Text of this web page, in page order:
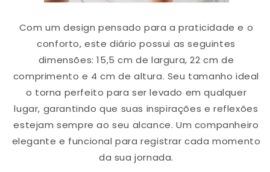
Com um design pensado para a praticidade e o
conforto, este diário possui as seguintes
dimensões: 15,5 cm de largura, 22 cm de
comprimento e 4 cm de altura. Seu tamanho ideal
o torna perfeito para ser levado em qualquer
lugar, garantindo que suas inspirações e reflexões
estejam sempre ao seu alcance. Um companheiro
elegante e funcional para registrar cada momento
da sua jornada.